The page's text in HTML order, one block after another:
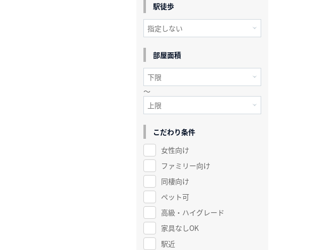
駅徒歩
部屋面積
～
こだわり条件
女性向け
ファミリー向け
同棲向け
ペット可
高級・ハイグレード
家具なしOK
駅近